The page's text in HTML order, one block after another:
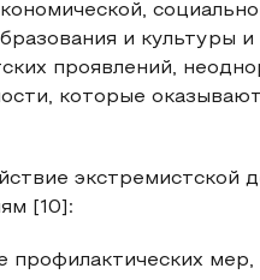
и культуры
проявлений,
которые
[10]:
профилактических